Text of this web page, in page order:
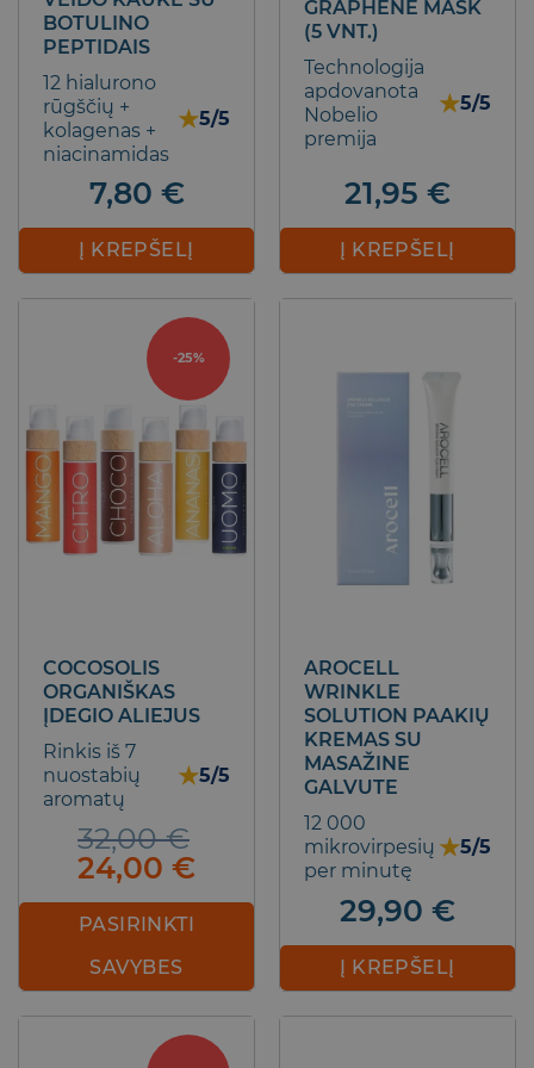
BOTULINO
PEPTIDAIS
12 hialurono
rūgščių +
kolagenas +
niacinamidas
★5/5
7,80 €
Į KREPŠELĮ
GRAPHENE MASK
(5 VNT.)
Technologija
apdovanota
Nobelio
premija
★5/5
21,95 €
Į KREPŠELĮ
-25%
COCOSOLIS
ORGANIŠKAS
ĮDEGIO ALIEJUS
Rinkis iš 7
nuostabių
aromatų
★5/5
32,00€
Original
price
was:
32,00 €.
24,00 €Current
price
24,00 €.
PASIRINKTI
SAVYBES
has
AROCELL
WRINKLE
SOLUTION PAAKIŲ
KREMAS SU
MASAŽINE
GALVUTE
12 000
mikrovirpesių
per minutę
★5/5
29,90 €
Į KREPŠELĮ